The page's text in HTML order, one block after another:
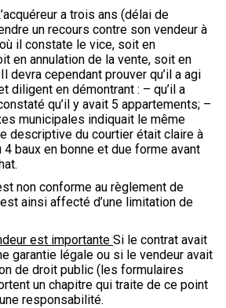
a trois ans (délai de
un recours contre son vendeur à
il constate le vice, soit en
en annulation de la vente, soit en
devra cependant prouver qu’il a agi
diligent en démontrant : – qu’il a
qu’il y avait 5 appartements; –
municipales indiquait le même
descriptive du courtier était claire à
4 baux en bonne et due forme avant
non conforme au règlement de
ainsi affecté d’une limitation de
est importante Si le contrat avait
garantie légale ou si le vendeur avait
de droit public (les formulaires
un chapitre qui traite de ce point
responsabilité.